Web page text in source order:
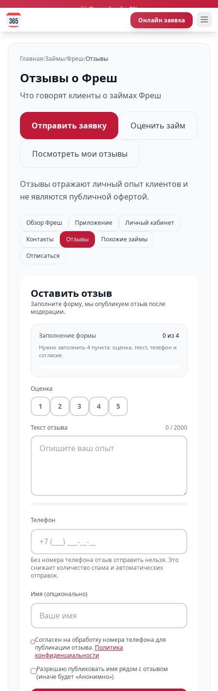
🎁 Первый займ 0%
Онлайн заявка
Главная/Займы/Фреш/Отзывы
Отзывы о Фреш
Что говорят клиенты о займах Фреш
Отправить заявку Оценить займ
Посмотреть мои отзывы
Отзывы отражают личный опыт клиентов и
не являются публичной офертой.
Обзор Фреш Приложение
Личный кабинет
Контакты
Отзывы
Похожие займы
Отписаться
Оставить отзыв
Заполните форму, мы опубликуем отзыв после
модерации.
Заполнение формы 0 из 4
Нужно заполнить 4 пункта: оценка, текст, телефон и
согласие.
Оценка
1 2 3 4 5
Текст отзыва 0 / 2000
Телефон
Без номера телефона отзыв отправить нельзя. Это
снижает количество спама и автоматических
отправок.
Имя (опционально)
Согласен на обработку номера телефона для
публикации отзыва. Политика
конфиденциальности
Разрешаю публиковать имя рядом с отзывом
(иначе будет «Анонимно»)